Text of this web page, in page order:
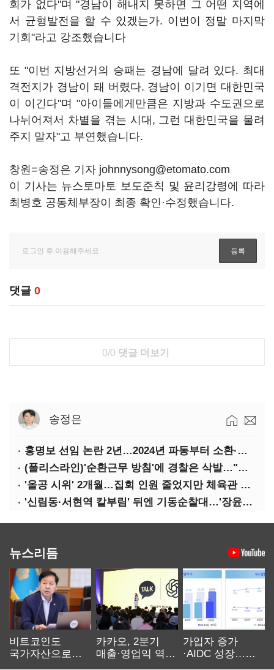
회가 없다"며 "경남이 해내지 못하면 그 어떤 지역에
서 균형발전을 할 수 있겠는가. 이번이 정말 마지막
기회"라고 강조했습니다
또 "이번 지방선거의 승패는 경남에 달려 있다. 최대
격전지가 경남이 돼 버렸다. 경남이 이기면 대한민국
이 이긴다"며 "아이들에게만큼은 지방과 수도권으로
나뉘어져서 차별을 겪는 시대, 그런 대한민국을 물려
주지 말자"고 부연했습니다.
창원=송정은 기자 johnnysong@etomato.com
이 기사는 뉴스토마토 보도준칙 및 윤리강령에 따라
최병호 공동체부장이 최종 확인·수정했습니다.
댓글 0
0/0 댓글 더보기
송정은
홍명보 선임 논란 2년…2024년 파동부터 소환·압색까지
(폴리스라인)'순환근무 방침'에 경찰은 삭발…"베테랑·수사력 보강 먼저"
'올공 시위' 2개월…집회 인원 줄었지만 체육관 봉쇄 계속
'신림동·서현역 칼부림' 뒤엔 기동순찰대…'장윤기 은폐·조작' 후엔 내부비리수사대
뉴스리듬
비트코인도
국가자산으로…'
카카오, 2분기
매출·영업익 역대
가입자 증가
·AIDC 성장…